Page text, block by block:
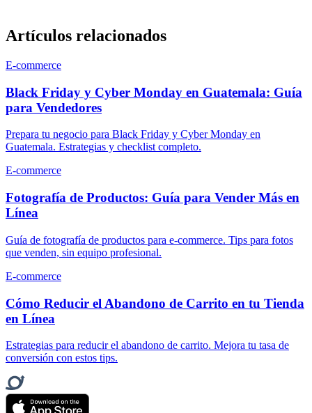
Artículos relacionados
E-commerce
Black Friday y Cyber Monday en Guatemala: Guía
para Vendedores
Prepara tu negocio para Black Friday y Cyber Monday en
Guatemala. Estrategias y checklist completo.
E-commerce
Fotografía de Productos: Guía para Vender Más en
Línea
Guía de fotografía de productos para e-commerce. Tips para fotos
que venden, sin equipo profesional.
E-commerce
Cómo Reducir el Abandono de Carrito en tu Tienda
en Línea
Estrategias para reducir el abandono de carrito. Mejora tu tasa de
conversión con estos tips.